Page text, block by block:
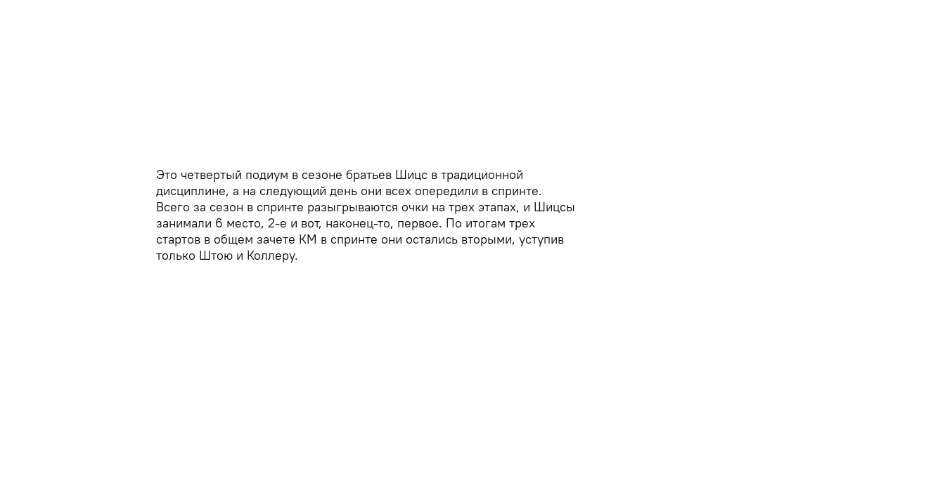
Это четвертый подиум в сезоне братьев Шицс в традиционной
дисциплине, а на следующий день они всех опередили в спринте.
Всего за сезон в спринте разыгрываются очки на трех этапах, и Шицсы
занимали 6 место, 2-е и вот, наконец-то, первое. По итогам трех
стартов в общем зачете КМ в спринте они остались вторыми, уступив
только Штою и Коллеру.